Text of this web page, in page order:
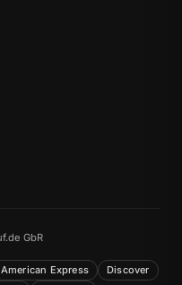
GbR
American Express
Discover